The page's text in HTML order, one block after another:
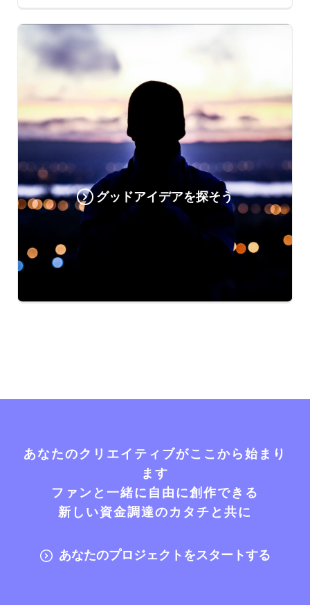
グッドアイデアを探そう
あなたのクリエイティブがここから始まり
ます
ファンと一緒に自由に創作できる
新しい資金調達のカタチと共に
あなたのプロジェクトをスタートする